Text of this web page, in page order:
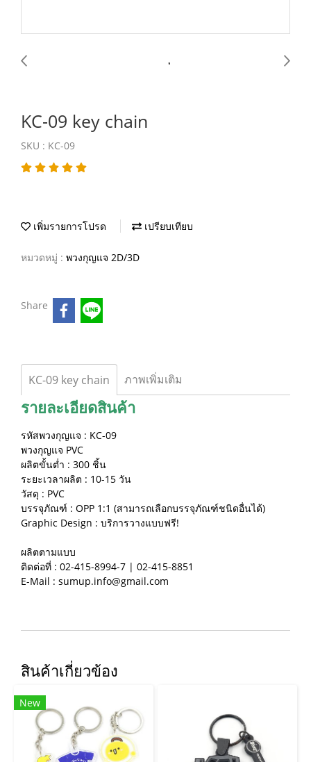
KC-09 key chain
SKU : KC-09
เพิ่มรายการโปรด เปรียบเทียบ
หมวดหมู่ : พวงกุญแจ 2D/3D
Share
KC-09 key chain ภาพเพิ่มเติม
รายละเอียดสินค้า
รหัสพวงกุญแจ : KC-09
พวงกุญแจ PVC
ผลิตขั้นต่ำ : 300 ชิ้น
ระยะเวลาผลิต : 10-15 วัน
วัสดุ : PVC
บรรจุภัณฑ์ : OPP 1:1 (สามารถเลือกบรรจุภัณฑ์ชนิดอื่นได้)
Graphic Design : บริการวางแบบฟรี!
ผลิตตามแบบ
ติดต่อที่ : 02-415-8994-7 | 02-415-8851
E-Mail : sumup.info@gmail.com
สินค้าเกี่ยวข้อง
New